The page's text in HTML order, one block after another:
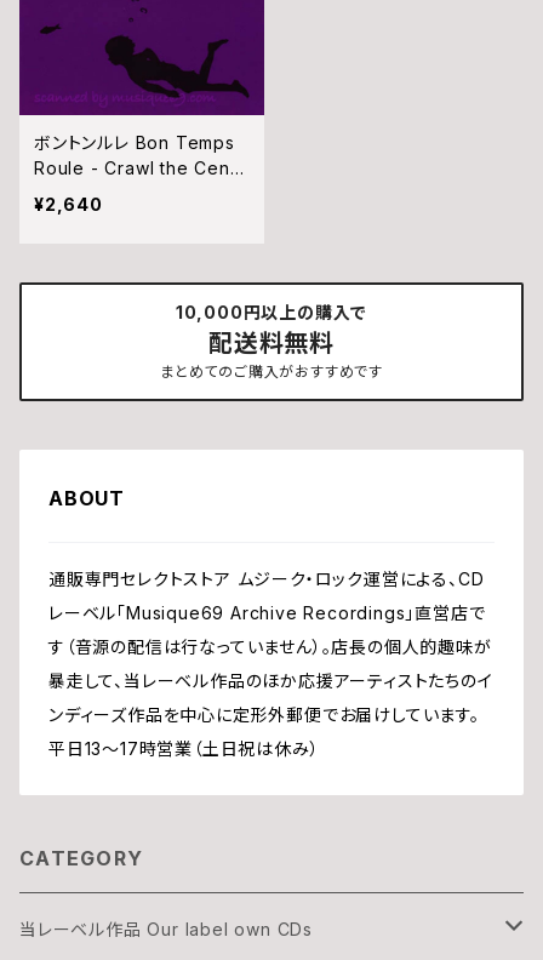
ボントンルレ Bon Temps
Roule - Crawl the Centu
ry (CD)
¥2,640
10,000円以上の購入で
配送料無料
まとめてのご購入がおすすめです
ABOUT
通販専門セレクトストア ムジーク・ロック運営による、CD
レーベル「Musique69 Archive Recordings」直営店で
す（音源の配信は行なっていません）。店長の個人的趣味が
暴走して、当レーベル作品のほか応援アーティストたちのイ
ンディーズ作品を中心に定形外郵便でお届けしています。
平日13〜17時営業（土日祝は休み）
CATEGORY
当レーベル作品 Our label own CDs